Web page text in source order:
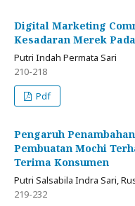
Digital Marketing
Kesadaran Merek
Putri Indah Permata Sari
210-218
Pdf
Pengaruh
Pembuatan Mochi
Terima Konsumen
Putri Salsabila Indra Sari,
219-232